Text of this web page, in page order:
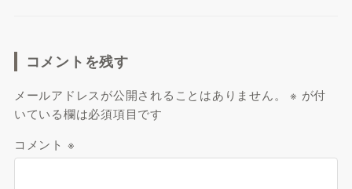
コメントを残す
メールアドレスが公開されることはありません。 ※ が付
いている欄は必須項目です
コメント ※